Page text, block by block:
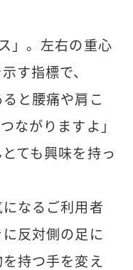
」。左右の重心
す指標で、
と腰痛や肩こ
ながりますよ」
ても興味を持っ
なるご利用者
反対側の足に
持つ手を変え